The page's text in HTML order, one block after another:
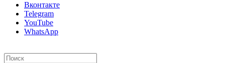
Вконтакте
Telegram
YouTube
WhatsApp